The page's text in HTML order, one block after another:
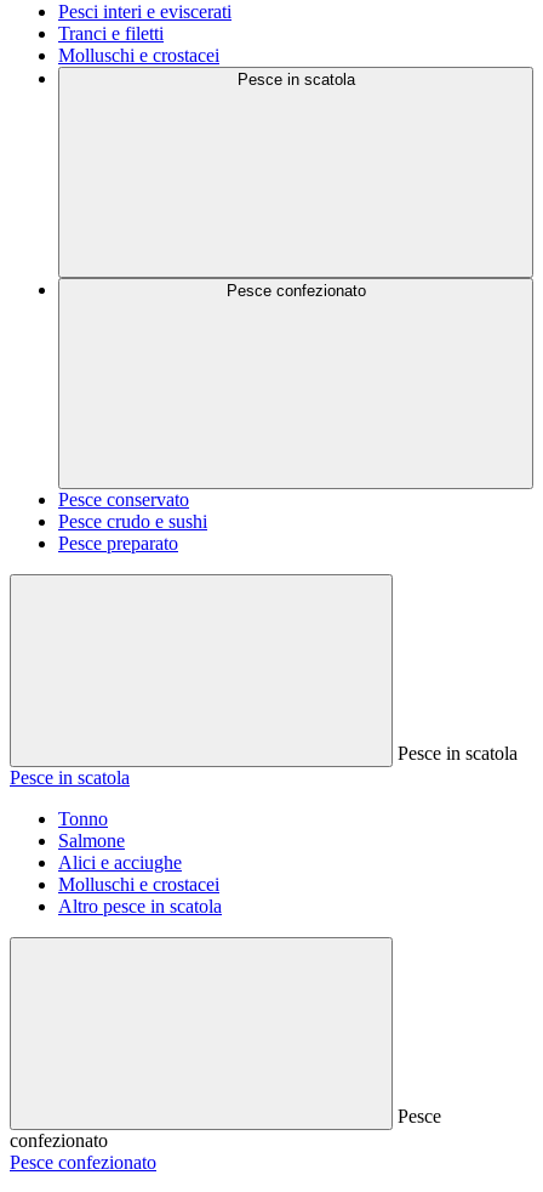
Pesci interi e eviscerati
Tranci e filetti
Molluschi e crostacei
Pesce in scatola
Pesce confezionato
Pesce conservato
Pesce crudo e sushi
Pesce preparato
Pesce in scatola
Pesce in scatola
Tonno
Salmone
Alici e acciughe
Molluschi e crostacei
Altro pesce in scatola
Pesce
confezionato
Pesce confezionato